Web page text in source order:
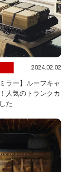
2024.02.02
ラー】ルーフキャ
人気のトランクカ
た